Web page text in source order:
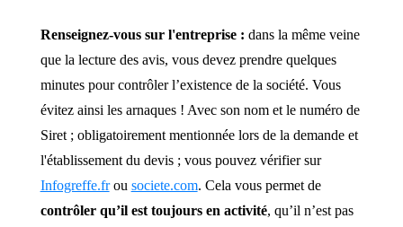
Renseignez-vous sur l'entreprise : dans la même veine
que la lecture des avis, vous devez prendre quelques
minutes pour contrôler l’existence de la société. Vous
évitez ainsi les arnaques ! Avec son nom et le numéro de
Siret ; obligatoirement mentionnée lors de la demande et
l'établissement du devis ; vous pouvez vérifier sur
Infogreffe.frou societe.com. Cela vous permet de
contrôler qu’il est toujours en activité, qu’il n’est pas